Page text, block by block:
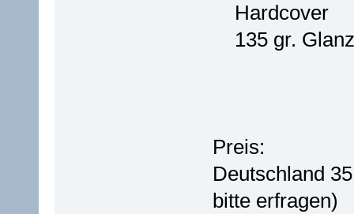
Hardcover
135 gr.
Preis:
Deutschland
bitte erfragen)